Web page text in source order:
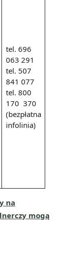
tel. 696
063 291
tel. 507
841 077
tel. 800
170 370
(bezpłatna
infolinia)
na
mogą